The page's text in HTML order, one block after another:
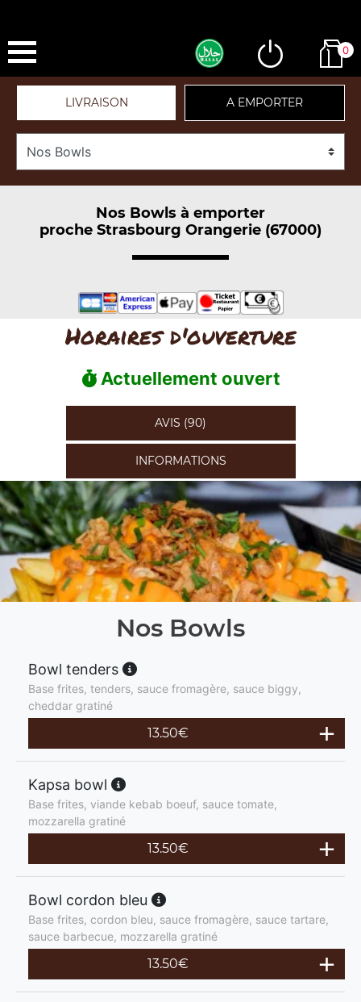
0
LIVRAISON A EMPORTER
Nos Bowls à emporter
proche Strasbourg Orangerie (67000)
Horaires d'ouverture
Actuellement ouvert
AVIS (90)
INFORMATIONS
Nos Bowls
Bowl tenders
Base frites, tenders, sauce fromagère, sauce biggy,
cheddar gratiné
13.50€
Kapsa bowl
Base frites, viande kebab boeuf, sauce tomate,
mozzarella gratiné
13.50€
Bowl cordon bleu
Base frites, cordon bleu, sauce fromagère, sauce tartare,
sauce barbecue, mozzarella gratiné
13.50€